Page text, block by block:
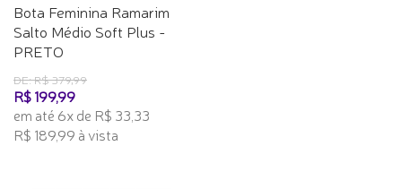
Bota Feminina Ramarim
Salto Médio Soft Plus -
PRETO
DE: R$ 379,99
R$ 199,99
em até 6x de R$ 33,33
R$ 189,99 à vista